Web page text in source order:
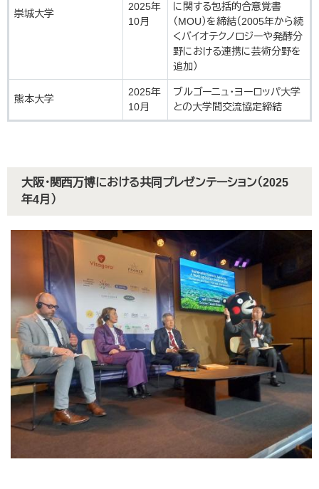
崇城大学
2025年
10月
に関する包括的合意覚書
（MOU）を締結（2005年から続
くバイオテクノロジーや発酵分
野における連携に芸術分野を
追加）
熊本大学
2025年
10月
ブルゴーニュ・ヨーロッパ大学
との大学間交流協定締結
大阪・関西万博における共同プレゼンテーション（2025
年4月）